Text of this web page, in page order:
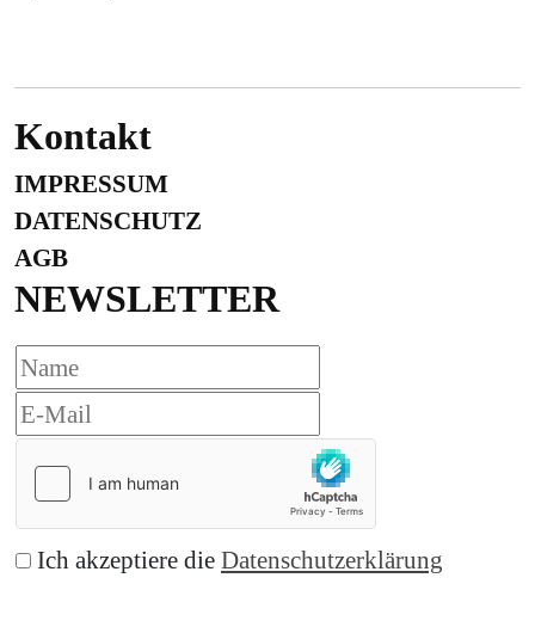
Kontakt
IMPRESSUM
DATENSCHUTZ
AGB
NEWSLETTER
Ich akzeptiere die Datenschutzerklärung